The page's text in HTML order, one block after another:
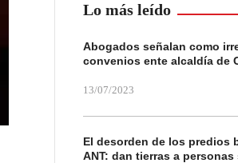
Lo más leído
Abogados señalan como
convenios ente alcaldía de
13/07/2023
El desorden de los predios
ANT: dan tierras a personas